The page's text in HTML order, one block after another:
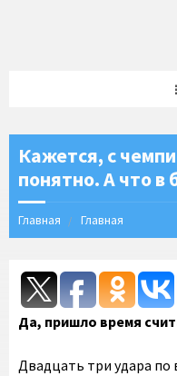
Кажется, с
понятно. А что в
Главная Главная
Да, пришло время
Двадцать три удара